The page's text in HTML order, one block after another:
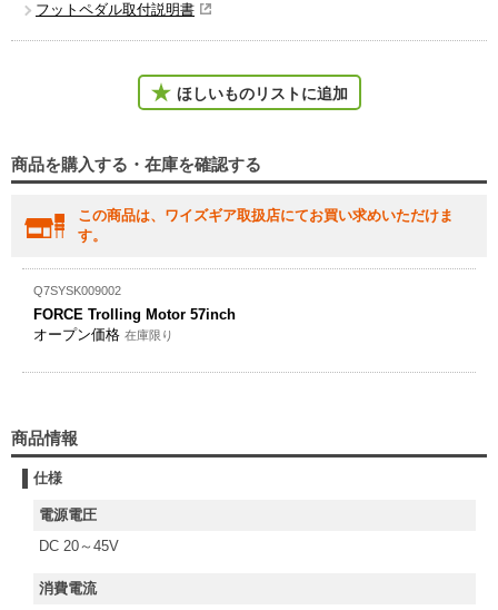
フットペダル取付説明書
ほしいものリストに追加
商品を購入する・在庫を確認する
この商品は、ワイズギア取扱店にてお買い求めいただけま
す。
Q7SYSK009002
FORCE Trolling Motor 57inch
オープン価格 在庫限り
商品情報
仕様
電源電圧
DC 20～45V
消費電流